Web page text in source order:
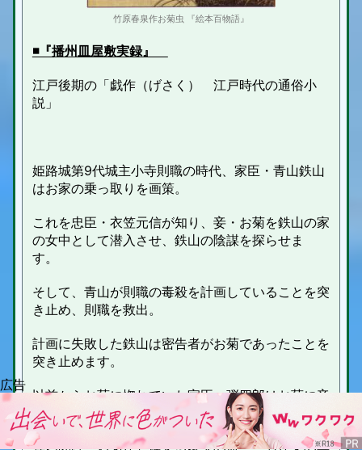
竹原春泉作お菊虫 『絵本百物語』
◾️『播州皿屋敷実録』
江戸後期の「戯作（げさく） 江戸時代の通俗小
説」
姫路城第9代城主小寺則職の時代、 家臣・青山鉄山
はお家の乗っ取りを画策。
これを忠臣・ 衣笠元信が知り、 妾・お菊を鉄山の家
の女中として潜入させ、鉄山の陰謀を探らせま
す。
そして、青山が則職の毒殺を計画していることを突
き止め、則職を救出。
計画に失敗した鉄山は密告者がお菊であったことを
突き止めます。
以前からお菊に惚れていた家臣・弾四郎はお菊に妾
になれと言い寄り、拒まれます。